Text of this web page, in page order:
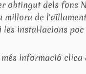
obtingut dels fons
millora de
les instal·lacions
més informació clica